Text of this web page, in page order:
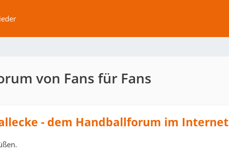
von Fans für Fans
- dem Handballforum im Internet